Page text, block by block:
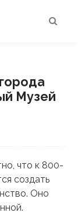
Музей
что к 800-
создать
Оно